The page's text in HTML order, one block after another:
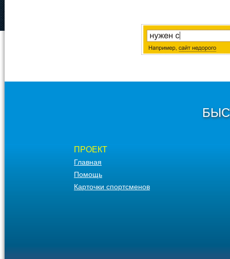
ПРОЕКТ
Главная
Помощь
Карточки спортсменов